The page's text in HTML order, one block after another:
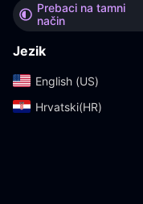
Prebaci na tamni
način
Jezik
English (US)‎
Hrvatski(HR)‎